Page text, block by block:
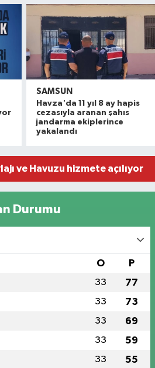
SAMSUN
Havza'da 11 yıl 8 ay hapis
cezasıyla aranan şahıs
jandarma ekiplerince
yakalandı
'Büyüklerimiz göz
Mehmet Karaman'dan
kan bağışına destek
ve Havuzu hizmete açılıyor
Durumu
O P
33 77
33 73
33 69
33 59
33 55